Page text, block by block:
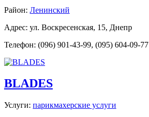
Район: Ленинский
Адрес: ул. Воскресенская, 15, Днепр
Телефон: (096) 901-43-99, (095) 604-09-77
BLADES
Услуги: парикмахерские услуги